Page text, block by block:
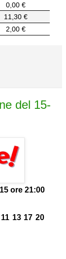
0,00 €
11,30 €
2,00 €
del 15-
ore 21:00
13 17 20